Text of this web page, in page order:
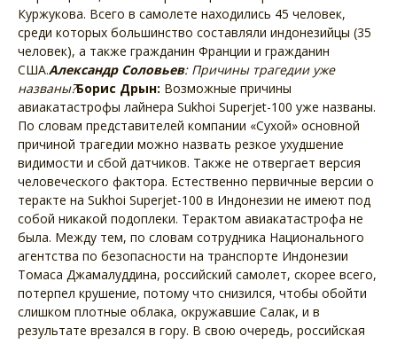
Куржукова. Всего в самолете находились 45 человек,
среди которых большинство составляли индонезийцы (35
человек), а также гражданин Франции и гражданин
США.Александр Соловьев: Причины трагедии уже
названы?Борис Дрын: Возможные причины
авиакатастрофы лайнера Sukhoi Superjet-100 уже названы.
По словам представителей компании «Сухой» основной
причиной трагедии можно назвать резкое ухудшение
видимости и сбой датчиков. Также не отвергает версия
человеческого фактора. Естественно первичные версии о
теракте на Sukhoi Superjet-100 в Индонезии не имеют под
собой никакой подоплеки. Терактом авиакатастрофа не
была. Между тем, по словам сотрудника Национального
агентства по безопасности на транспорте Индонезии
Томаса Джамалуддина, российский самолет, скорее всего,
потерпел крушение, потому что снизился, чтобы обойти
слишком плотные облака, окружавшие Салак, и в
результате врезался в гору. В свою очередь, российская